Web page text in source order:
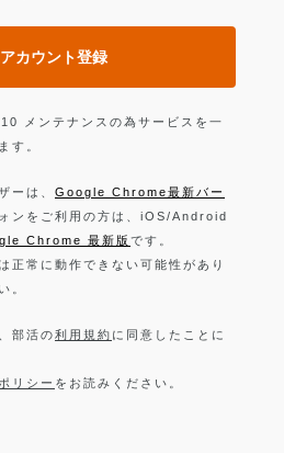
カウント登録
メンテナンスの為サービスを一
す。
ーは、 Google Chrome最新バー
ンをご利用の方は、iOS/Android
Chrome 最新版 です。
正常に動作できない可能性があり
。
部活の利用規約 に同意したことに
リシー をお読みください。